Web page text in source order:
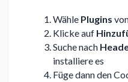
Wähle Plugins
Klicke auf
Suche nach
installiere es
Füge dann den